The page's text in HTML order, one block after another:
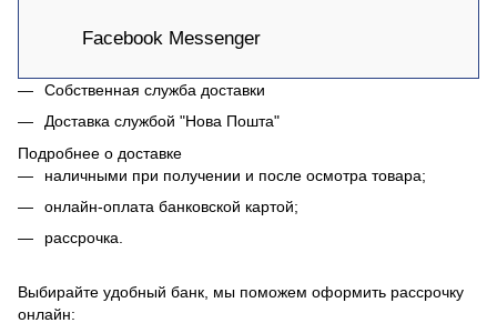
Facebook Messenger
Собственная служба доставки
Доставка службой "Нова Пошта"
Подробнее о доставке
наличными при получении и после осмотра товара;
онлайн-оплата банковской картой;
рассрочка.
Выбирайте удобный банк, мы поможем оформить рассрочку
онлайн: